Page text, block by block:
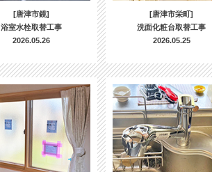
[唐津市鏡]
浴室水栓取替工事
2026.05.26
[唐津市栄町]
洗面化粧台取替工事
2026.05.25